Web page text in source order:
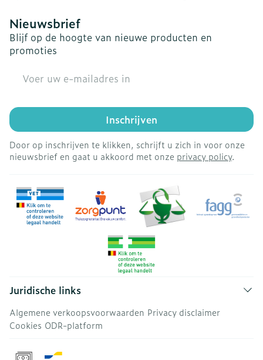
Nieuwsbrief
Blijf op de hoogte van nieuwe producten en
promoties
Inschrijven
Door op inschrijven te klikken, schrijft u zich in voor onze
nieuwsbrief en gaat u akkoord met onze privacy policy.
Juridische links
Algemene verkoopsvoorwaarden Privacy disclaimer
Cookies ODR-platform